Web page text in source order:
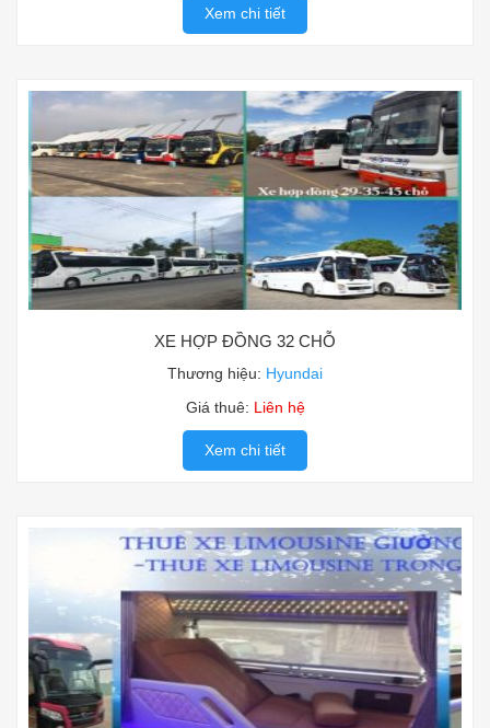
Xem chi tiết
XE HỢP ĐỒNG 32 CHỖ
Thương hiệu: Hyundai
Giá thuê: Liên hệ
Xem chi tiết